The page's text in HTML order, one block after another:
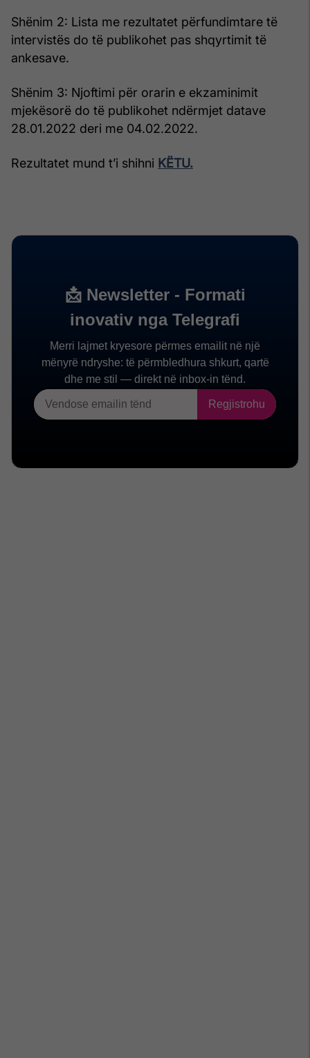
Shënim 2: Lista me rezultatet përfundimtare të
intervistës do të publikohet pas shqyrtimit të
ankesave.
Shënim 3: Njoftimi për orarin e ekzaminimit
mjekësorë do të publikohet ndërmjet datave
28.01.2022 deri me 04.02.2022.
Rezultatet mund t’i shihni KËTU.